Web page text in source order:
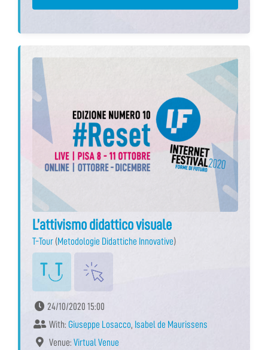
L’attivismo didattico visuale
T-Tour (Metodologie Didattiche Innovative)
24/10/2020 15:00
With: Giuseppe Losacco, Isabel de Maurissens
Venue: Virtual Venue